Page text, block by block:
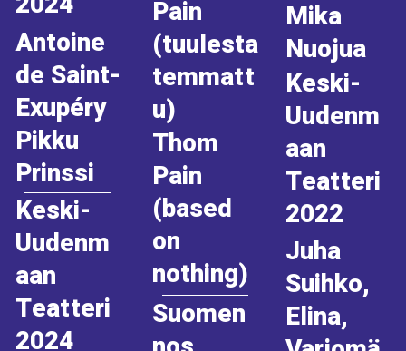
Antoine
de Saint-
Exupéry
Pikku
Prinssi
Keski-
Uudenm
aan
Teatteri
2024
Pain
(tuulesta
temmatt
u)
Thom
Pain
(based
on
nothing)
Suomen
Mika
Nuojua
Keski-
Uudenm
aan
Teatteri
2022
Juha
Suihko,
Elina,